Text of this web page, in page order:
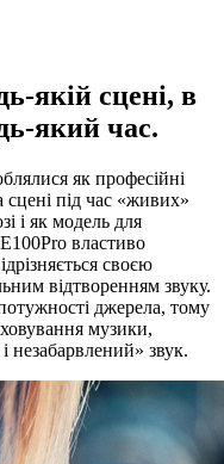
якій сцені, в
який час.
як професійні
під час «живих»
і як модель для
властиво
своєю
відтворенням звуку.
джерела, тому
музики,
незабарвлений» звук.